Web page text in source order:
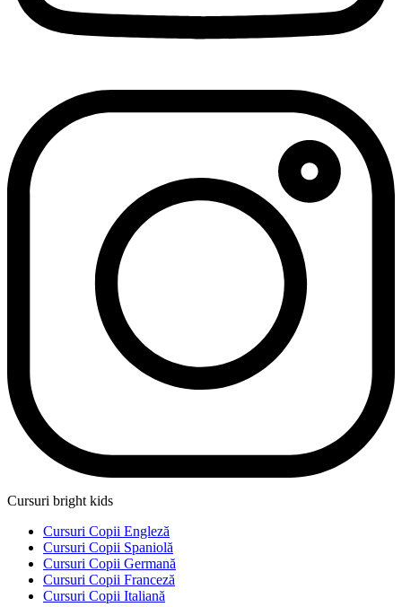
Cursuri bright kids
Cursuri Copii Engleză
Cursuri Copii Spaniolă
Cursuri Copii Germană
Cursuri Copii Franceză
Cursuri Copii Italiană